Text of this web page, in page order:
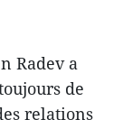
Radev a
de
relations